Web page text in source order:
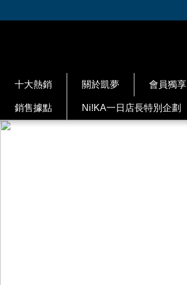
十大熱銷 關於凱夢 會員獨享
銷售據點 Ni!KA一日店長特別企劃